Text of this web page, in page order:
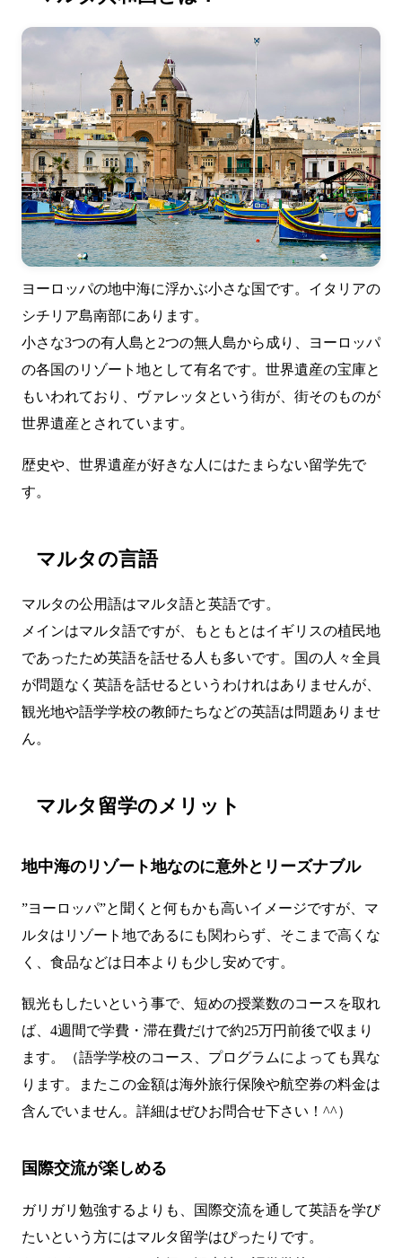
ヨーロッパの地中海に浮かぶ小さな国です。イタリアの
シチリア島南部にあります。
小さな3つの有人島と2つの無人島から成り、ヨーロッパ
の各国のリゾート地として有名です。世界遺産の宝庫と
もいわれており、ヴァレッタという街が、街そのものが
世界遺産とされています。
歴史や、世界遺産が好きな人にはたまらない留学先で
す。
マルタの言語
マルタの公用語はマルタ語と英語です。
メインはマルタ語ですが、もともとはイギリスの植民地
であったため英語を話せる人も多いです。国の人々全員
が問題なく英語を話せるというわけれはありませんが、
観光地や語学学校の教師たちなどの英語は問題ありませ
ん。
マルタ留学のメリット
地中海のリゾート地なのに意外とリーズナブル
”ヨーロッパ”と聞くと何もかも高いイメージですが、マ
ルタはリゾート地であるにも関わらず、そこまで高くな
く、食品などは日本よりも少し安めです。
観光もしたいという事で、短めの授業数のコースを取れ
ば、4週間で学費・滞在費だけで約25万円前後で収まり
ます。（語学学校のコース、プログラムによっても異な
ります。またこの金額は海外旅行保険や航空券の料金は
含んでいません。詳細はぜひお問合せ下さい！^^）
国際交流が楽しめる
ガリガリ勉強するよりも、国際交流を通して英語を学び
たいという方にはマルタ留学はぴったりです。